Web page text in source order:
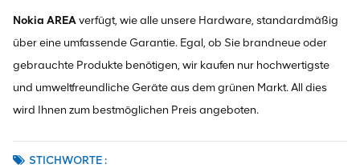
Nokia AREAverfügt, wie alle unsere Hardware, standardmäßig
über eine umfassende Garantie. Egal, ob Sie brandneue oder
gebrauchte Produkte benötigen, wir kaufen nur hochwertigste
und umweltfreundliche Geräte aus dem grünen Markt. All dies
wird Ihnen zum bestmöglichen Preis angeboten.
STICHWORTE :